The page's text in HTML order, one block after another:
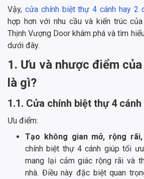
Vậy, cửa chính biệt thự 4 cánh hay 2
hợp hơn với nhu cầu và kiến trúc
Thịnh Vượng Door khám phá và tìm
dưới đây.
1. Ưu và nhược điểm
là gì?
1.1. Cửa chính biệt thự 4 cánh
Ưu điểm:
Tạo không gian mở, rộng
chính biệt thự 4 cánh giúp tối
mang lại cảm giác rộng rãi và
nhà. Điều này đặc biệt quan